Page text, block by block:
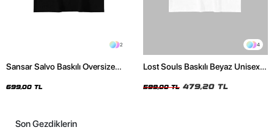
2
Sansar Salvo Baskılı Oversize
699,00 TL
4
Lost Souls Baskılı Beyaz Unisex
599,00 TL 479,20 TL
Son Gezdiklerin